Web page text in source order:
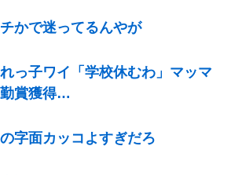
かで迷ってるんやが
っ子ワイ「学校休むわ」マッマ
賞獲得…
字面カッコよすぎだろ